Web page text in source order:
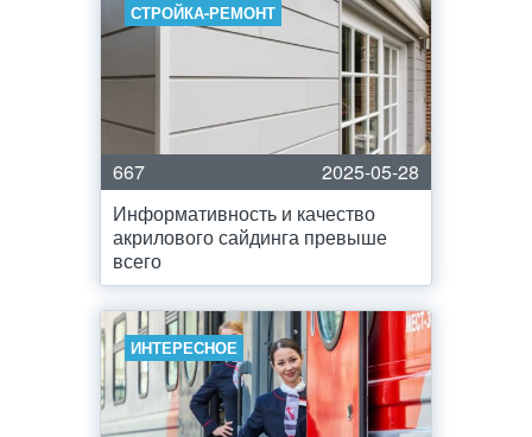
СТРОЙКА-РЕМОНТ
667
2025-05-28
Информативность и качество
акрилового сайдинга превыше
всего
ИНТЕРЕСНОЕ